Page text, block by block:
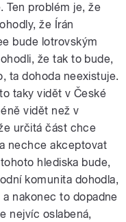
Ten problém je, že
že Írán
bude lotrovským
že tak to bude,
ta dohoda neexistuje.
taky vidět v České
vidět než v
určitá část chce
nechce akceptovat
hlediska bude,
komunita dohodla,
nakonec to dopadne
nejvíc oslabená,